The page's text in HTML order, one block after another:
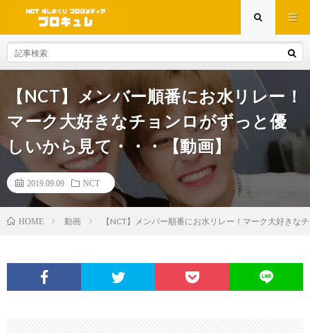
【NCT】メンバー順番にお水リレー！
マーク大好きなチョンロがずっと優
しいから見て・・・【動画】
2019.09.09 NCT
HOME 動画 【NCT】メンバー順番にお水リレー！マーク大好きな